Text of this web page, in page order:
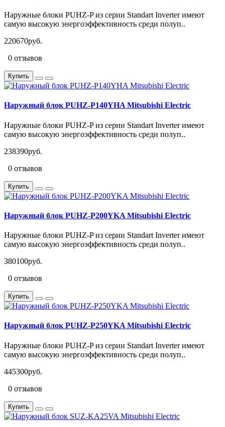
Наружные блоки PUHZ-P из серии Standart Inverter имеют
самую высокую энергоэффективность среди полуп..
220670руб.
0 отзывов
Купить
Наружный блок PUHZ-P140YHA Mitsubishi Electric
Наружные блоки PUHZ-P из серии Standart Inverter имеют
самую высокую энергоэффективность среди полуп..
238390руб.
0 отзывов
Купить
Наружный блок PUHZ-P200YKA Mitsubishi Electric
Наружные блоки PUHZ-P из серии Standart Inverter имеют
самую высокую энергоэффективность среди полуп..
380100руб.
0 отзывов
Купить
Наружный блок PUHZ-P250YKA Mitsubishi Electric
Наружные блоки PUHZ-P из серии Standart Inverter имеют
самую высокую энергоэффективность среди полуп..
445300руб.
0 отзывов
Купить